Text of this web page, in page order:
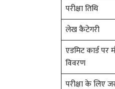
परीक्षा तिथि
लेख कैटेगरी
एडमिट कार्ड पर
विवरण
परीक्षा के लिए